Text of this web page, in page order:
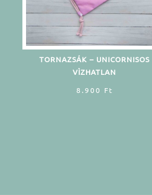
TORNAZSÁK – UNICORNISOS
VÌZHATLAN
8.900 Ft